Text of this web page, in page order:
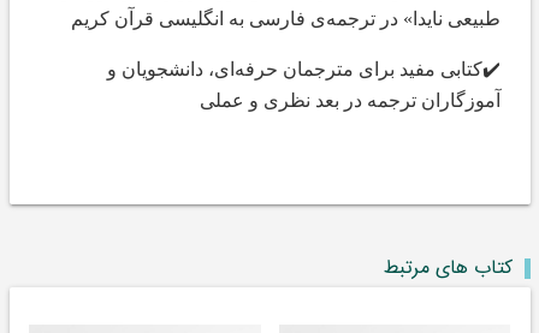
طبیعی نایدا» در ترجمه‌ی فارسی به انگلیسی قرآن کریم
✔️کتابی مفید برای مترجمان حرفه‌ای، دانشجویان و
آموزگاران ترجمه در بعد نظری و عملی
کتاب های مرتبط